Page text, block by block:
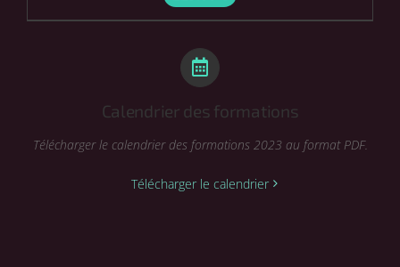
Calendrier des formations
Télécharger le calendrier des formations 2023 au format PDF.
Télécharger le calendrier